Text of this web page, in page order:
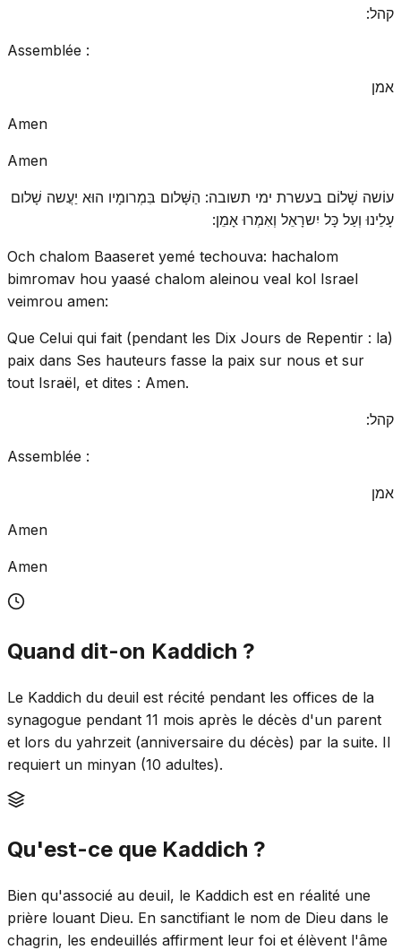
קהל:
Assemblée :
אמן
Amen
Amen
עוֹשה שָׁלוֹם בעשרת ימי תשובה: הַשָּׁלום בִּמְרומָיו הוּא יַעֲשה שָׁלום
עָלֵינוּ וְעַל כָּל יִשרָאֵל וְאִמְרוּ אָמֵן:
Och chalom Baaseret yemé techouva: hachalom
bimromav hou yaasé chalom aleinou veal kol Israel
veimrou amen:
Que Celui qui fait (pendant les Dix Jours de Repentir : la)
paix dans Ses hauteurs fasse la paix sur nous et sur
tout Israël, et dites : Amen.
קהל:
Assemblée :
אמן
Amen
Amen
Quand dit-on Kaddich ?
Le Kaddich du deuil est récité pendant les offices de la
synagogue pendant 11 mois après le décès d'un parent
et lors du yahrzeit (anniversaire du décès) par la suite. Il
requiert un minyan (10 adultes).
Qu'est-ce que Kaddich ?
Bien qu'associé au deuil, le Kaddich est en réalité une
prière louant Dieu. En sanctifiant le nom de Dieu dans le
chagrin, les endeuillés affirment leur foi et élèvent l'âme